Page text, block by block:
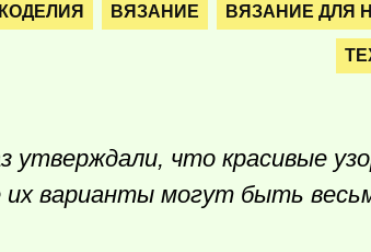
ВЯЗАНИЕ ВЯЗАНИЕ ДЛЯ
утверждали, что красивые
их варианты могут быть